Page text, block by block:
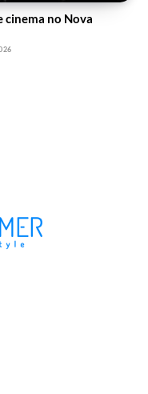
cinema no Nova